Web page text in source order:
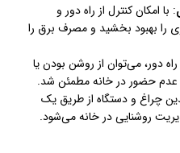
: با امکان کنترل از راه دور و
را بهبود بخشید و مصرف برق را
راه دور، می‌توان از روشن بودن یا
حضور در خانه مطمئن شد.
چراغ و دستگاه از طریق یک
روشنایی در خانه می‌شود.